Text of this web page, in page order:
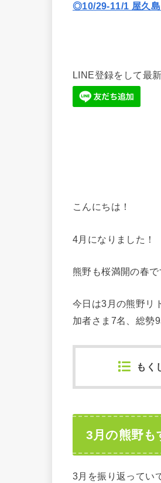
◎10/29-11/1 屋久島
LINE登録をして最
こんにちは！
4月になりました！
熊野も桜満開の春で
今日は3月の熊野リ
加者さま7名、総勢
もく
3月の熊野も
3月を振り返ってい